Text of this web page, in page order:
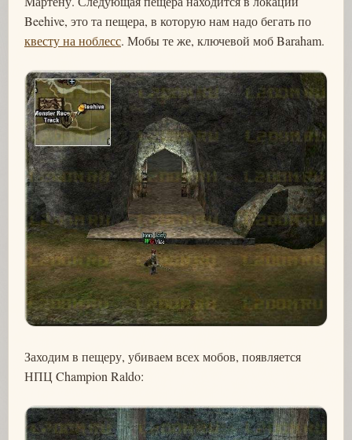
Beehive, это та пещера, в которую нам надо бегать по
квесту на ноблесс. Мобы те же, ключевой моб Baraham.
Заходим в пещеру, убиваем всех мобов, появляется
НПЦ Champion Raldo: